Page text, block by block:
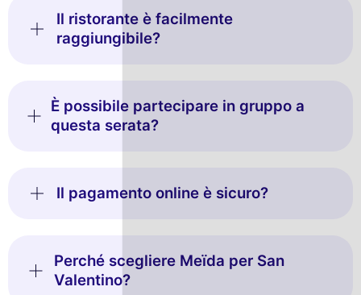
Il ristorante è facilmente
raggiungibile?
È possibile partecipare in gruppo a
questa serata?
Il pagamento online è sicuro?
Perché scegliere Meïda per San
Valentino?